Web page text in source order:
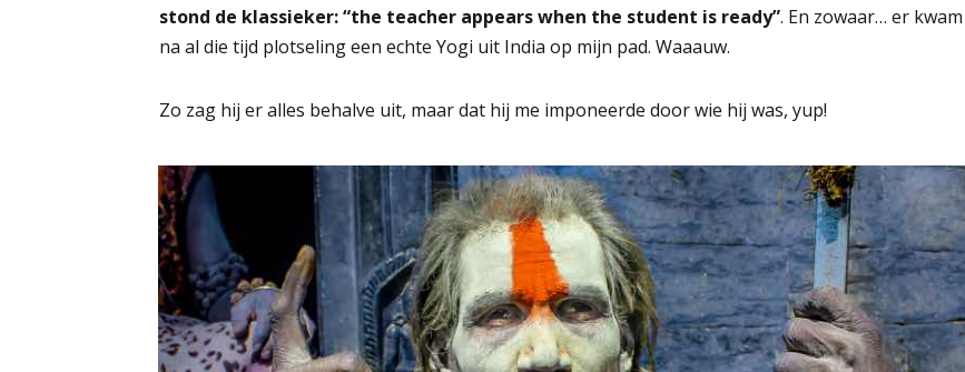
stond de klassieker: “the teacher appears when the student is ready”. En zowaar… er kwam
na al die tijd plotseling een echte Yogi uit India op mijn pad. Waaauw.
​Zo zag hij er alles behalve uit, maar dat hij me imponeerde door wie hij was, yup!